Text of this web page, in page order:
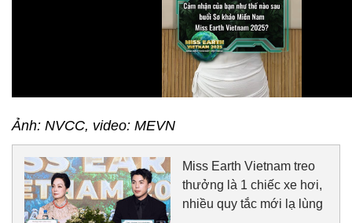
Ảnh: NVCC, video: MEVN
Miss Earth Vietnam treo
thưởng là 1 chiếc xe hơi,
nhiều quy tắc mới lạ lùng